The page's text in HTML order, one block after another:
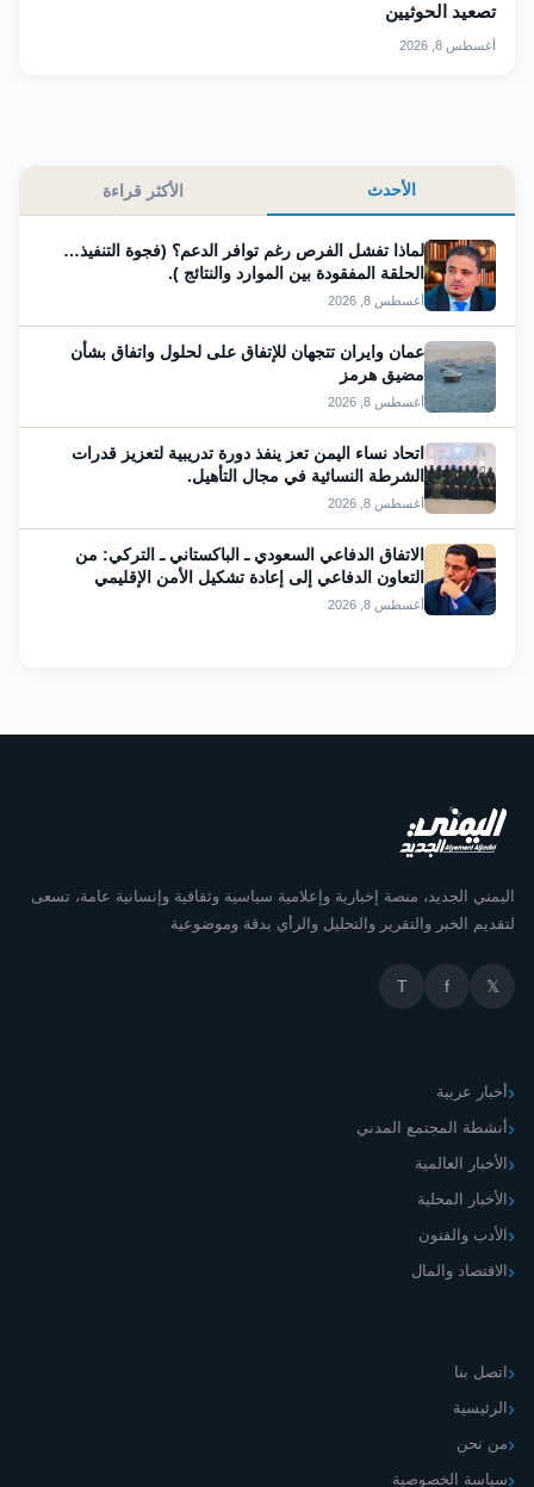
تصعيد الحوثيين
أغسطس 8, 2026
الأحدث الأكثر قراءة
لماذا تفشل الفرص رغم توافر الدعم؟ (فجوة التنفيذ…
الحلقة المفقودة بين الموارد والنتائج ).
أغسطس 8, 2026
عمان وايران تتجهان للإتفاق على لحلول واتفاق بشأن
مضيق هرمز
أغسطس 8, 2026
اتحاد نساء اليمن تعز ينفذ دورة تدريبية لتعزيز قدرات
الشرطة النسائية في مجال التأهيل.
أغسطس 8, 2026
الاتفاق الدفاعي السعودي ـ الباكستاني ـ التركي: من
التعاون الدفاعي إلى إعادة تشكيل الأمن الإقليمي
أغسطس 8, 2026
اليمني الجديد، منصة إخبارية وإعلامية سياسية وثقافية وإنسانية عامة، تسعى
لتقديم الخبر والتقرير والتحليل والرأي بدقة وموضوعية
𝕏
f
T
أخبار عربية
أنشطة المجتمع المدني
الأخبار العالمية
الأخبار المحلية
الأدب والفنون
الاقتصاد والمال
اتصل بنا
الرئيسية
من نحن
سياسة الخصوصية